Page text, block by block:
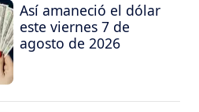
Así amaneció el dólar
este viernes 7 de
agosto de 2026